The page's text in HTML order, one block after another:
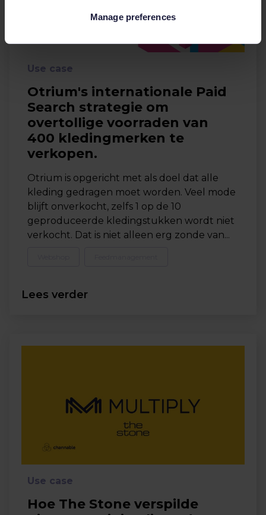
Manage preferences
Use case
Otrium's internationale Paid
Search strategie om
overtollige voorraden van
400 kledingmerken te
verkopen.
Otrium is opgericht met als doel dat alle
kleding gedragen moet worden. Veel mode
blijft onverkocht, zelfs 1 op de 10
geproduceerde kledingstukken wordt niet
verkocht. Dat is niet alleen erg zonde van...
Lees verder
Use case
Hoe The Stone verspilde